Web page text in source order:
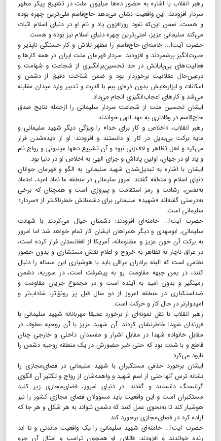
رهبر انقلاب با اشاره به حضور ده‌ها میلیون ملت در تشییع پیکر مطهر
سردار افزودند: این واقعیت نشان می‌دهد حاج‌قاسم ملی‌ترین چهره بوده
و هست، ضمن این‌که نفوذ روزافزون یاد و نام او در دنیای اسلام اثبات
می‌کند سلیمانی عزیز، امتی‌ترین چهره دنیای اسلام نیز بوده و هست.
حضرت آیت‌ا... خامنه‌ای حاج‌قاسم را مظهر تلاش و کار خستگی ناپذیر و
حیرت‌انگیز برشمردند و افزودند: سردار قهرمان ملت ایران در همه کارها و
فعالیت‌های بی‌پایانش در حد تحسین‌برانگیزی از شجاعت و شهامت و
درعین‌حال عقلانیت برخوردار بود و ضمن شناخت دقیق از دشمن و
امکانات و ابزارهایش‌ بدون ذره‌ای بیم‌ با قدرت و تدبیر وارد میدان مقابله
می‌شد و کارهای اعجاب‌انگیزی انجام می‌داد.
ایشان تحسین ملت از شجاعت سردار سلیمانی را ازجمله نتایج صدق
حاج‌قاسم در وفاداری به عهد الهی خواندند.
رهبر انقلاب، «اخلاص و کار برای خدا» را ویژگی دیگر شهید سلیمانی و
مایه برکت بی‌بدیل در کار او دانستند و افزودند: او از دیده‌شدن فرار
می‌کرد و اهل تظاهر و لاف‌زنی نبود و آن تشییع دهها میلیونی و رواج نام
و یاد او در جهان، اولین پاداش و جزای الهی به اخلاص او در دنیا بود.
ایشان با اشاره به تبدیل‌شدن شهید سلیمانی به الگو و قهرمان جوانانِ
دنیای اسلام و منطقه‌ گفتند: امروز سلیمانی در منطقه ما نماد امید، اعتماد
به‌نفس، رشادت و رمز استقامت و پیروزی است و همچنان ‌که برخی
به‌درستی گفته‌اند «شهید» سلیمانی برای دشمنانش خطرناک‌تر از «سردار»
سلیمانی است.
حضرت آیت‌ا... خامنه‌ای افزودند: دشمنان خیال می‌کردند با شهادت
سلیمانی، ابومهدی و دیگر همراهان ایشان کار تمام خواهد شد اما امروز
به برکت آن خون عزیز و مظلومانه، آمریکا از افغانستان فرار کرده است،
در عراق ناچار به تظاهر به خروج و اعلام نقش مستشاری و بدون حضور
نظامی است که البته برادران عراقی باید با هوشیاری این مساله را دنبال
کنند، در یمن جبهه مقاومت رو به پیشرفت است، در سوریه، دشمن
زمینگیر و بدون امید به آینده است و در مجموع جریان مقاومت و
ضداستکباری در منطقه امروز از دو سال قبل پر رونق‌تر، شاداب‌تر و
امیدوارتر در حال کار و حرکت است.
رهبر انقلاب با نقل نمونه‌ای از برخورد عمیقا مهربانانه شهید سلیمانی با
فرزندان شهدا خاطرنشان کردند: آن شهید عزیز با آن روحیه عطوف در
مقابل خانواده شهدا در مقابل اشرار و مفسدان داخلی و خارجی چنان
قاطع و با شدت بود که حتی خبر حضورش در یک منطقه روحیه دشمن را
نابود می‌کرد.
ایشان برخورد حذفی مستکبران با شهید‌ سلیمانی در فضای‌مجازی را
نشانه ترس آنها حتی از اسم شهید و واهمه‌شان از رواج و تکثیر آن الگوی
گرانسنگ دانستند و گفتند: در دنیای امروز، فضای‌مجازی زیر کلید
مستکبران است و این واقعیت باید مسوولان فضای مجازی کشور را نیز
هوشیار کند تا به‌نحوی عمل کنند که دشمن نتواند به هر شکل و هر جا که
اراده کرد در فضای‌مجازی برخورد کند.
حضرت آیت‌ا... خامنه‌ای شهید سلیمانی را یک واقعیت ماندنی و تا ابد
زنده خواندند و افزودند: قاتلان او همچون ترامپ و امثال آن جزو